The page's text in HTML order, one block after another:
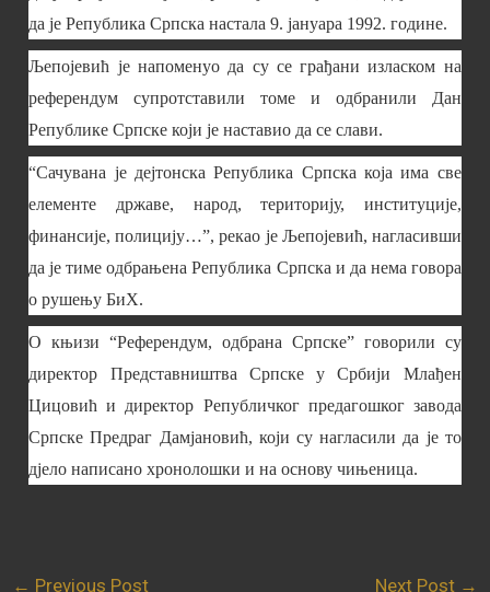
да је Република Српска настала 9. јануара 1992. године.
Љепојевић је напоменуо да су се грађани изласком на
референдум супротставили томе и одбранили Дан
Републике Српске који је наставио да се слави.
“Сачувана је дејтонска Република Српска која има све
елементе државе, народ, територију, институције,
финансије, полицију…”, рекао је Љепојевић, нагласивши
да је тиме одбрањена Република Српска и да нема говора
о рушењу БиХ.
О књизи “Референдум, одбрана Српске” говорили су
директор Представништва Српске у Србији Млађен
Цицовић и директор Републичког предагошког завода
Српске Предраг Дамјановић, који су нагласили да је то
дјело написано хронолошки и на основу чињеница.
← Previous Post Next Post →